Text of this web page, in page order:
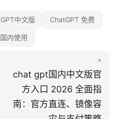
中文版 ChatGPT 免费
内使用
»
chat gpt国内中文版官
方入口 2026 全面指
南：官方直连、镜像容